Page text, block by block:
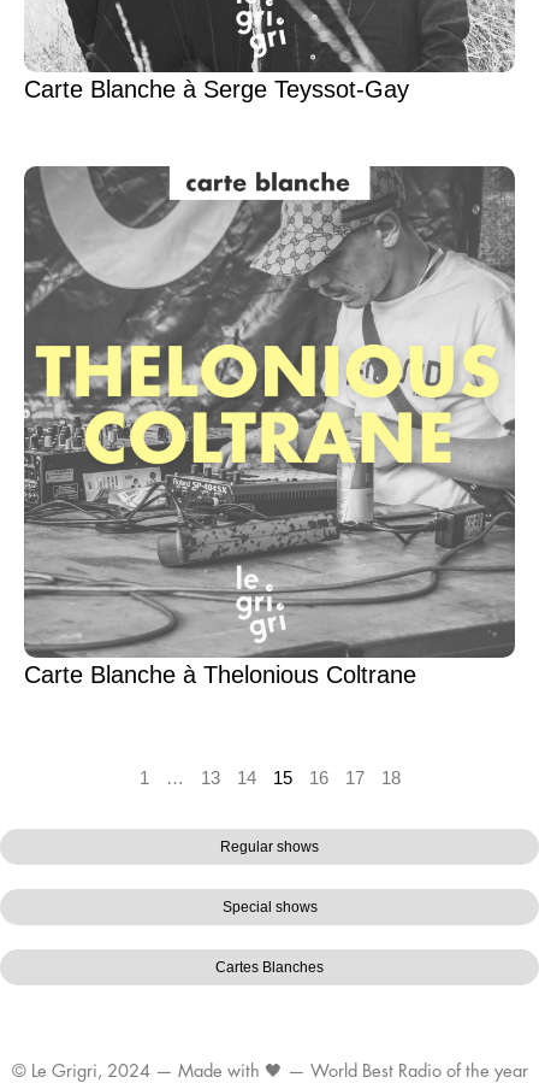
Regular shows
Special shows
Cartes Blanches
Carte Blanche à Serge Teyssot-Gay
Carte Blanche à Thelonious Coltrane
1 … 13 14 15 16 17 18
© Le Grigri, 2024 — Made with 🖤 — World Best Radio of the year